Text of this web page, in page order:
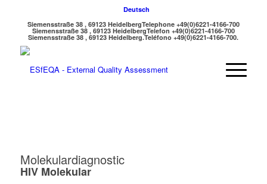
Deutsch
Siemensstraße 38 , 69123 HeidelbergTelephone +49(0)6221-4166-700
Siemensstraße 38 , 69123 HeidelbergTelefon +49(0)6221-4166-700
Siemensstraße 38 , 69123 Heidelberg.Teléfono +49(0)6221-4166-700.
Molekulardiagnostic
HIV Molekular